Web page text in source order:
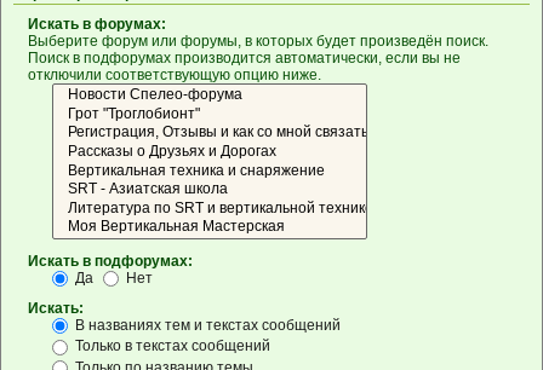
Искать в форумах:
Выберите форум или форумы, в которых будет произведён поиск.
Поиск в подфорумах производится автоматически, если вы не
отключили соответствующую опцию ниже.
Искать в подфорумах:
Да
Нет
Искать:
В названиях тем и текстах сообщений
Только в текстах сообщений